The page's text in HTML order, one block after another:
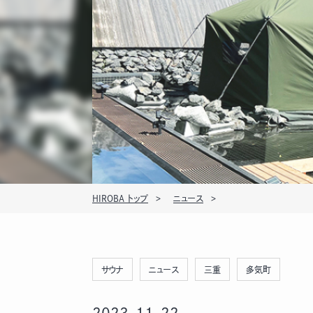
HIROBA トップ ニュース
サウナ ニュース 三重 多気町